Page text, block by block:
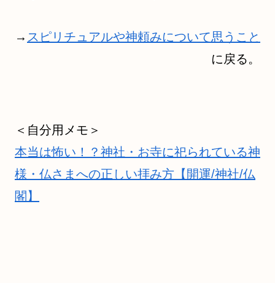
→ スピリチュアルや神頼みについて思うこと
に戻る。
＜自分用メモ＞
本当は怖い！？神社・お寺に祀られている神
様・仏さまへの正しい拝み方【開運/神社/仏
閣】